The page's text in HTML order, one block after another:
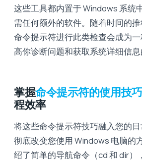
这些工具都内置于 Windows 系统
需任何额外的软件。随着时间的
命令提示符进行此类检查会成为
高你诊断问题和获取系统详细信息
掌握命令提示符的使用技巧
程效率
将这些命令提示符技巧融入您的
彻底改变您使用 Windows 电脑的
绍了简单的导航命令（cd 和 dir）